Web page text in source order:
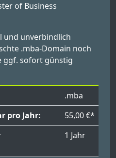
of Business
und unverbindlich
.mba-Domain noch
ggf. sofort günstig
.mba
pro Jahr:
55,00 €*
1 Jahr